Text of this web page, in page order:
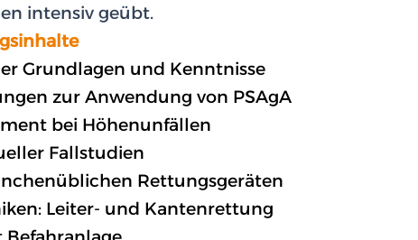
intensiv geübt.
Grundlagen und Kenntnisse
zur Anwendung von PSAgA
bei Höhenunfällen
Fallstudien
Rettungsgeräten
Leiter- und Kantenrettung